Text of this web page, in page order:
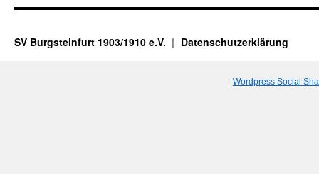
SV Burgsteinfurt 1903/1910 e.V. Datenschutzerklärung
Wordpress Social